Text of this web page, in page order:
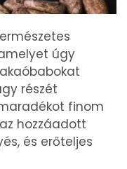
úgy
részét
finom
hozzáadott
és erőteljes